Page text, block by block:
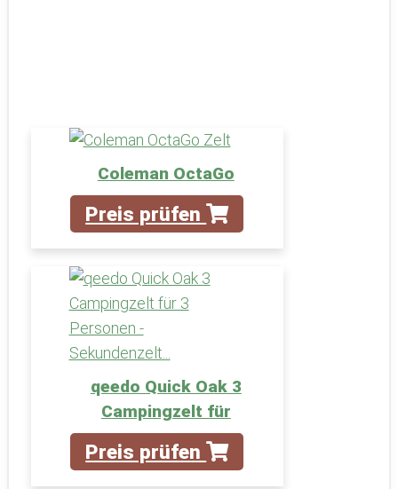
Coleman OctaGo
Preis prüfen
qeedo Quick Oak 3
Campingzelt für
Preis prüfen